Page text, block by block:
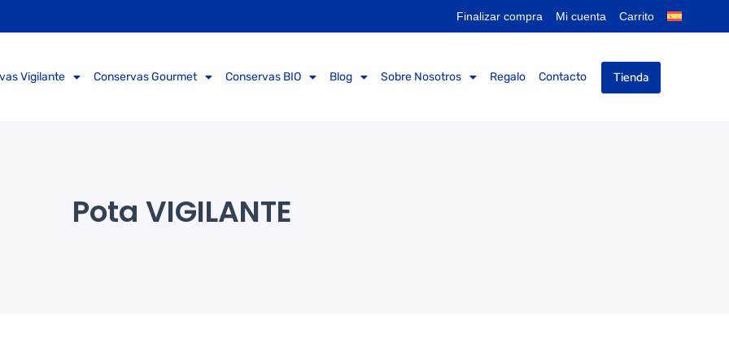
Finalizar compra Mi cuenta Carrito
Vigilante Conservas Gourmet Conservas BIO Blog Sobre Nosotros Regalo Contacto Tienda
Pota VIGILANTE